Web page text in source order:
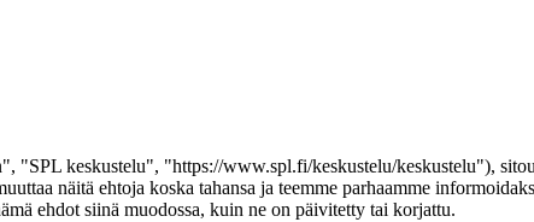
keskustelu", "https://www.spl.fi/keskustelu/keskustelu"),
näitä ehtoja koska tahansa ja teemme parhaamme
ehdot siinä muodossa, kuin ne on päivitetty tai korjattu.